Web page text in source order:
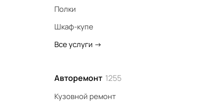
Полки
Шкаф-купе
Все услуги ->
Авторемонт 1255
Кузовной ремонт